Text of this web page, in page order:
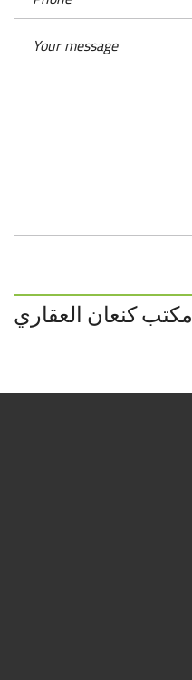
مكتب كنعان العقاري